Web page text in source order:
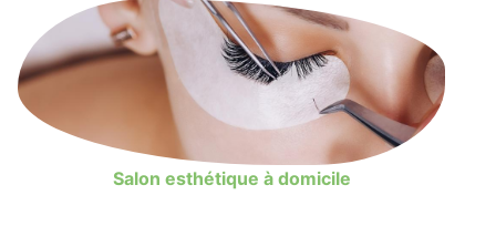
Salon esthétique à domicile